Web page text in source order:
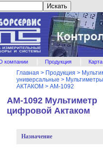
компании Продукция
Главная > Продукция >
универсальные > Мультиметры
АКТАКОМ > АМ-1092
АМ-1092 Мультиметр
цифровой Актаком
Назначение